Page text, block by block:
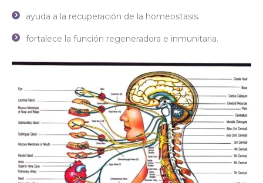
ayuda a la recuperación de la homeostasis.
fortalece la función regeneradora e inmunitaria.